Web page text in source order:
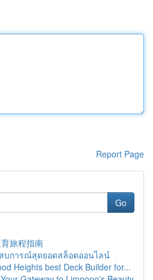
Report Page
Go
旅程指南
บการณ์สุดยอดสล็อตออนไลน์
Heights best Deck Builder for...